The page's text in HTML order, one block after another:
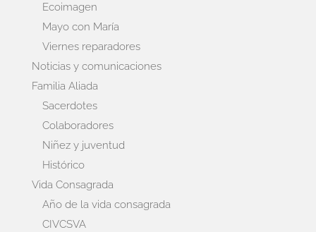
Ecoimagen
Mayo con María
Viernes reparadores
Noticias y comunicaciones
Familia Aliada
Sacerdotes
Colaboradores
Niñez y juventud
Histórico
Vida Consagrada
Año de la vida consagrada
CIVCSVA